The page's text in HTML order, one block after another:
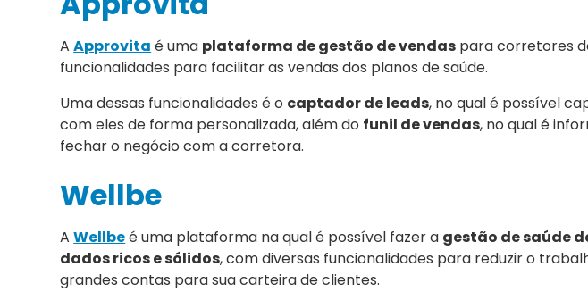
AApprovita é uma plataforma de gestão de vendas para corretores
funcionalidades para facilitar as vendas dos planos de saúde.
Uma dessas funcionalidades é o captador de leads, no qual é possível
com eles de forma personalizada, além do funil de vendas, no qual é
fechar o negócio com a corretora.
Wellbe
AWellbeé uma plataforma na qual é possível fazer a gestão de saúde
dados ricos e sólidos, com diversas funcionalidades para reduzir o
grandes contas para sua carteira de clientes.